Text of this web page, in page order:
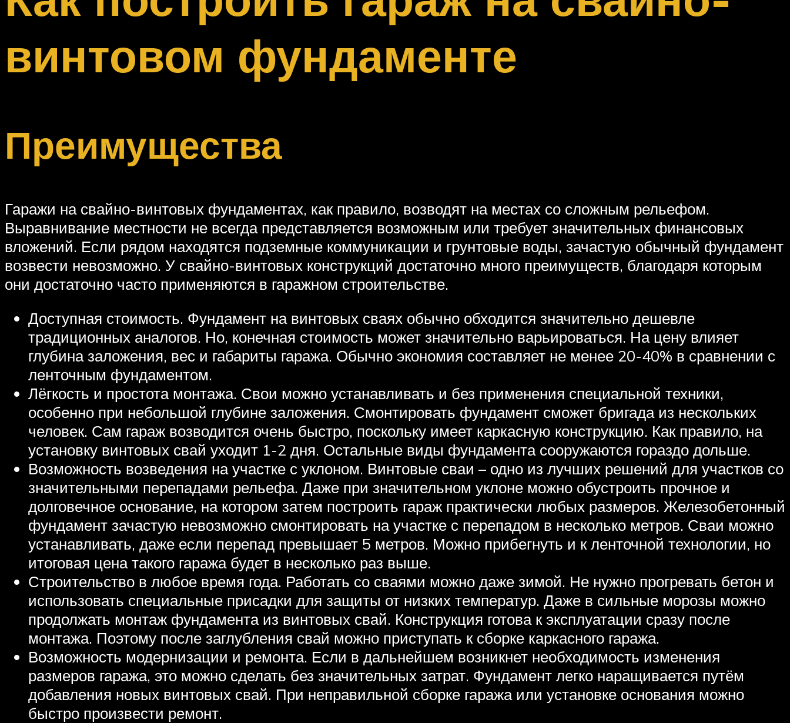
винтовом фундаменте
Преимущества
Гаражи на свайно-винтовых фундаментах, как правило, возводят на местах со сложным рельефом.
Выравнивание местности не всегда представляется возможным или требует значительных финансовых
вложений. Если рядом находятся подземные коммуникации и грунтовые воды, зачастую обычный фундамент
возвести невозможно. У свайно-винтовых конструкций достаточно много преимуществ, благодаря которым
они достаточно часто применяются в гаражном строительстве.
Доступная стоимость. Фундамент на винтовых сваях обычно обходится значительно дешевле
традиционных аналогов. Но, конечная стоимость может значительно варьироваться. На цену влияет
глубина заложения, вес и габариты гаража. Обычно экономия составляет не менее 20-40% в сравнении с
ленточным фундаментом.
Лёгкость и простота монтажа. Свои можно устанавливать и без применения специальной техники,
особенно при небольшой глубине заложения. Смонтировать фундамент сможет бригада из нескольких
человек. Сам гараж возводится очень быстро, поскольку имеет каркасную конструкцию. Как правило, на
установку винтовых свай уходит 1-2 дня. Остальные виды фундамента сооружаются гораздо дольше.
Возможность возведения на участке с уклоном. Винтовые сваи – одно из лучших решений для участков со
значительными перепадами рельефа. Даже при значительном уклоне можно обустроить прочное и
долговечное основание, на котором затем построить гараж практически любых размеров. Железобетонный
фундамент зачастую невозможно смонтировать на участке с перепадом в несколько метров. Сваи можно
устанавливать, даже если перепад превышает 5 метров. Можно прибегнуть и к ленточной технологии, но
итоговая цена такого гаража будет в несколько раз выше.
Строительство в любое время года. Работать со сваями можно даже зимой. Не нужно прогревать бетон и
использовать специальные присадки для защиты от низких температур. Даже в сильные морозы можно
продолжать монтаж фундамента из винтовых свай. Конструкция готова к эксплуатации сразу после
монтажа. Поэтому после заглубления свай можно приступать к сборке каркасного гаража.
Возможность модернизации и ремонта. Если в дальнейшем возникнет необходимость изменения
размеров гаража, это можно сделать без значительных затрат. Фундамент легко наращивается путём
добавления новых винтовых свай. При неправильной сборке гаража или установке основания можно
быстро произвести ремонт.